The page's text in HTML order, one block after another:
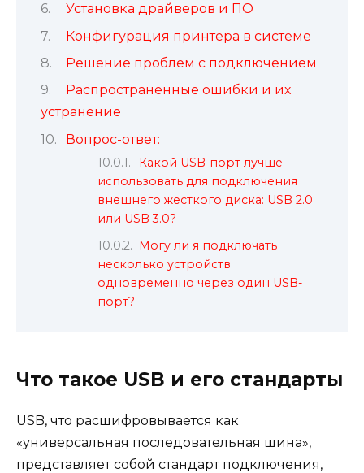
Установка драйверов и ПО
Конфигурация принтера в системе
Решение проблем с подключением
Распространённые ошибки и их
устранение
Вопрос-ответ:
Какой USB-порт лучше
использовать для подключения
внешнего жесткого диска: USB 2.0
или USB 3.0?
Могу ли я подключать
несколько устройств
одновременно через один USB-
порт?
Что такое USB и его стандарты
USB, что расшифровывается как
«универсальная последовательная шина»,
представляет собой стандарт подключения,